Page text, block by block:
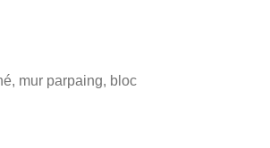
mur parpaing, bloc